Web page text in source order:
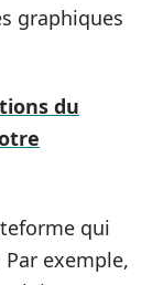
graphiques
du
qui
exemple,